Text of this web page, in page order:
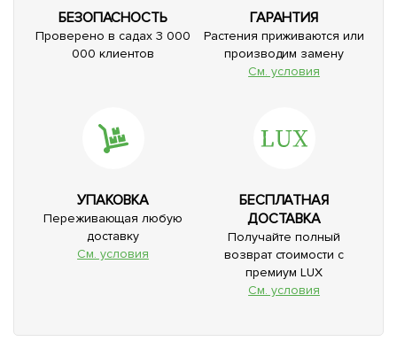
БЕЗОПАСНОСТЬ
Проверено в садах 3 000
000 клиентов
ГАРАНТИЯ
Растения приживаются или
производим замену
См. условия
УПАКОВКА
Переживающая любую
доставку
См. условия
БЕСПЛАТНАЯ
ДОСТАВКА
Получайте полный
возврат стоимости с
премиум LUX
См. условия